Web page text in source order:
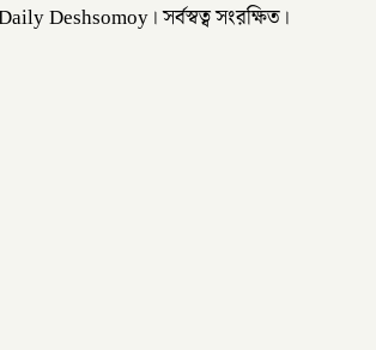
Deshsomoy। সর্বস্বত্ব সংরক্ষিত।